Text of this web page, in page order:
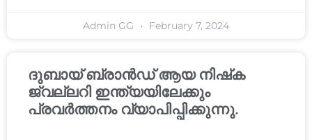
Admin GG February 7, 2024
ദുബായ് ബ്രാൻഡ് ആയ നിഷ്‌ക
ജ്വല്ലറി ഇന്ത്യയിലേക്കും
പ്രവർത്തനം വ്യാപിപ്പിക്കുന്നു.